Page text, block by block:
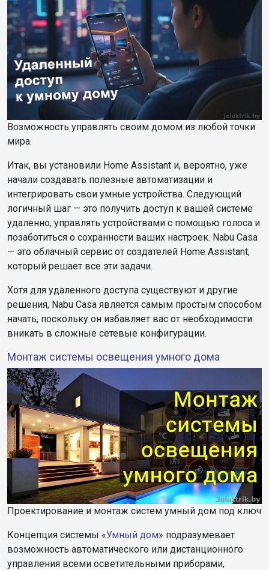
Возможность управлять своим домом из любой точки
мира.
Итак, вы установили Home Assistant и, вероятно, уже
начали создавать полезные автоматизации и
интегрировать свои умные устройства. Следующий
логичный шаг — это получить доступ к вашей системе
удаленно, управлять устройствами с помощью голоса и
позаботиться о сохранности ваших настроек. Nabu Casa
— это облачный сервис от создателей Home Assistant,
который решает все эти задачи.
Хотя для удаленного доступа существуют и другие
решения, Nabu Casa является самым простым способом
начать, поскольку он избавляет вас от необходимости
вникать в сложные сетевые конфигурации.
Монтаж системы освещения умного дома
Проектирование и монтаж систем умный дом под ключ
Концепция системы «Умный дом» подразумевает
возможность автоматического или дистанционного
управления всеми осветительными приборами,